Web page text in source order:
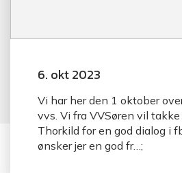
6. okt 2023
Vi har her den 1 oktober
vvs. Vi fra VVSøren vil
Thorkild for en god dialog i
ønsker jer en god fr…;